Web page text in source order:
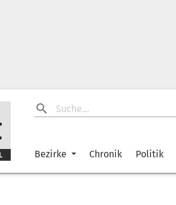
Bezirke Chronik Politik